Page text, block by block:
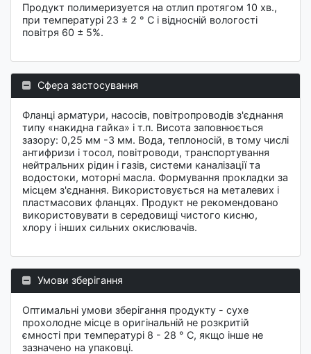
Продукт полимеризуется на отлип протягом 10 хв.,
при температурі 23 ± 2 ° C і відносній вологості
повітря 60 ± 5%.
Сфера застосування
Фланці арматури, насосів, повітропроводів з'єднання
типу «накидна гайка» і т.п. Висота заповнюється
зазору: 0,25 мм -3 мм. Вода, теплоносій, в тому числі
антифризи і тосол, повітроводи, транспортування
нейтральних рідин і газів, системи каналізації та
водостоки, моторні масла. Формування прокладки за
місцем з'єднання. Використовується на металевих і
пластмасових фланцях. Продукт не рекомендовано
використовувати в середовищі чистого кисню,
хлору і інших сильних окислювачів.
Умови зберігання
Оптимальні умови зберігання продукту - сухе
прохолодне місце в оригінальній не розкритій
ємності при температурі 8 - 28 ° C, якщо інше не
зазначено на упаковці.